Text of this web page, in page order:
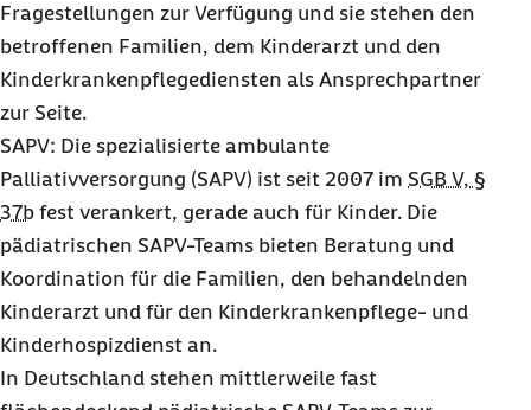
Fragestellungen zur Verfügung und sie stehen den
betroffenen Familien, dem Kinderarzt und den
Kinderkrankenpflegediensten als Ansprechpartner
zur Seite.
SAPV: Die spezialisierte ambulante
Palliativversorgung (SAPV) ist seit 2007 im SGB V, §
37b fest verankert, gerade auch für Kinder. Die
pädiatrischen SAPV-Teams bieten Beratung und
Koordination für die Familien, den behandelnden
Kinderarzt und für den Kinderkrankenpflege- und
Kinderhospizdienst an.
In Deutschland stehen mittlerweile fast